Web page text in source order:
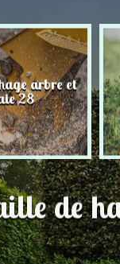
arbre et
28
de